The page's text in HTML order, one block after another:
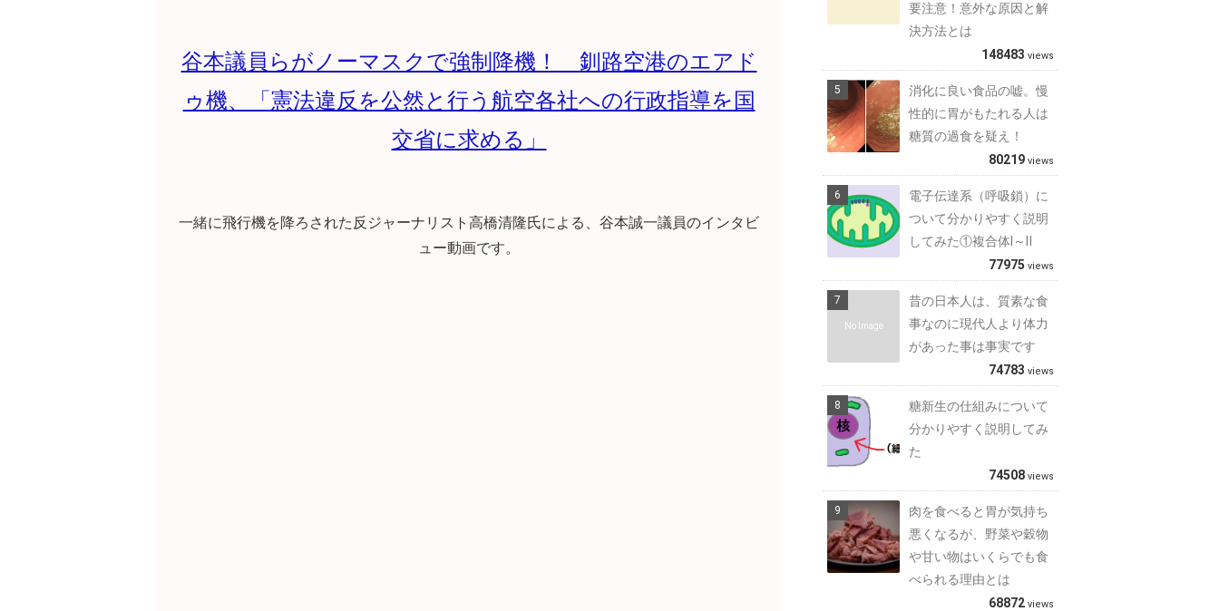
谷本議員らがノーマスクで強制降機！ 釧路空港のエアド
ゥ機、「憲法違反を公然と行う航空各社への行政指導を国
交省に求める」
一緒に飛行機を降ろされた反ジャーナリスト高橋清隆氏による、谷本誠一議員のインタビ
ュー動画です。
要注意！意外な原因と解
決方法とは
148483 views
消化に良い食品の嘘。慢
性的に胃がもたれる人は
糖質の過食を疑え！
80219 views
電子伝達系（呼吸鎖）に
ついて分かりやすく説明
してみた①複合体Ⅰ～Ⅱ
77975 views
No Image
昔の日本人は、質素な食
事なのに現代人より体力
があった事は事実です
74783 views
糖新生の仕組みについて
分かりやすく説明してみ
た
74508 views
肉を食べると胃が気持ち
悪くなるが、野菜や穀物
や甘い物はいくらでも食
べられる理由とは
68872 views